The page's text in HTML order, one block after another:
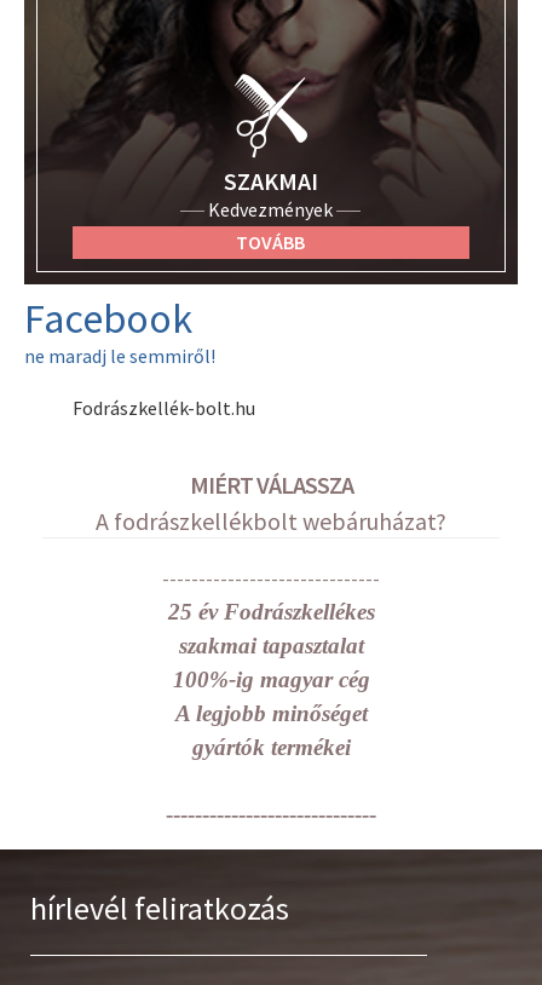
SZAKMAI
Kedvezmények
TOVÁBB
Facebook
ne maradj le semmiről!
Fodrászkellék-bolt.hu
MIÉRT VÁLASSZA
A fodrászkellékbolt webáruházat?
------------------------------
25 év Fodrászkellékes
szakmai tapasztalat
100%-ig magyar cég
A legjobb minőséget
gyártók termékei
-----------------------------
hírlevél feliratkozás